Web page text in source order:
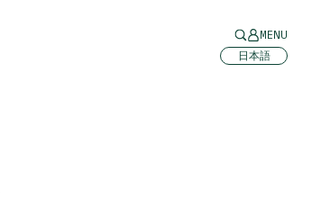
MENU
日本語